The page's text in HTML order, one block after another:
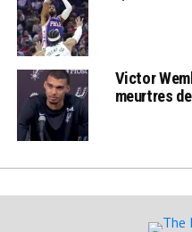
Victor
meurtres de